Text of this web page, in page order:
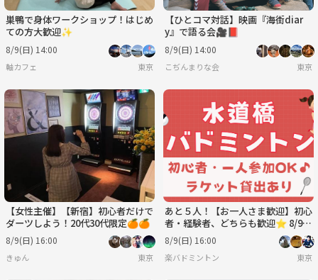
巣鴨で身体ワークショップ！はじめ
ての方大歓迎✨
8/9(日) 14:00
軸カフェ 東京
【ひとコマ対話】映画『海街diar
y』で語る会🎥📕
8/9(日) 14:00
こぢんまりな会 東京
【女性主催】【新宿】初心者だけで
ダーツしよう！20代30代限定🍊🍊
8/9(日) 16:00
きゅん 東京
あと５人！【お一人さま歓迎】初心
者・経験者、どちらも歓迎⭐︎ 8/9
（日）16時〜 水道橋でバドミン
トン⭐︎
8/9(日) 16:00
楽バドミントン 東京